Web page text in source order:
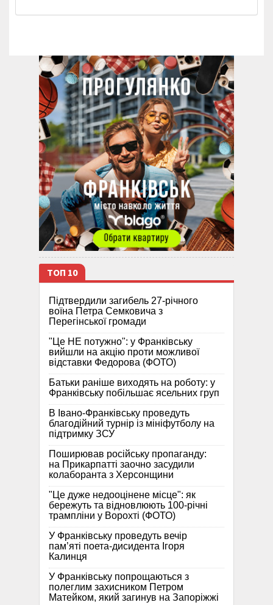
ТОП 10
Підтвердили загибель 27-річного
воїна Петра Семковича з
Перегінської громади
"Це НЕ потужно": у Франківську
вийшли на акцію проти можливої
відставки Федорова (ФОТО)
Батьки раніше виходять на роботу: у
Франківську побільшає ясельних груп
В Івано-Франківську проведуть
благодійний турнір із мініфутболу на
підтримку ЗСУ
Поширював російську пропаганду:
на Прикарпатті заочно засудили
колаборанта з Херсонщини
"Це дуже недооцінене місце": як
бережуть та відновлюють 100-річні
трампліни у Ворохті (ФОТО)
У Франківську проведуть вечір
пам’яті поета-дисидента Ігоря
Калинця
У Франківську попрощаються з
полеглим захисником Петром
Матейком, який загинув на Запоріжжі